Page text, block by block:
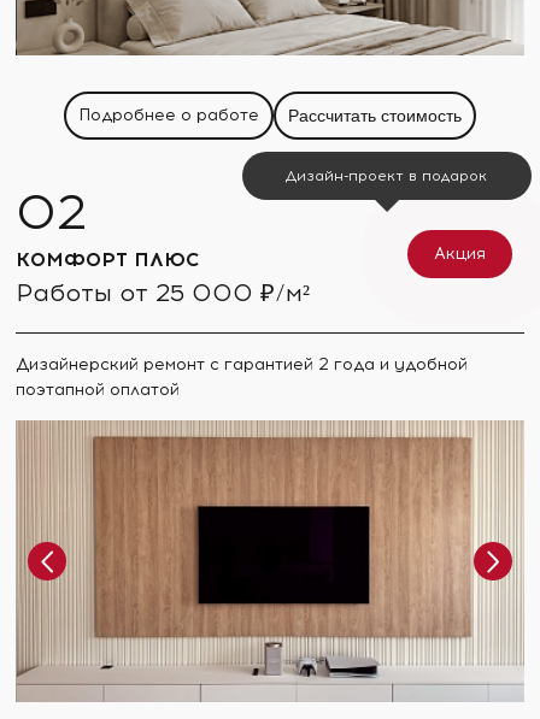
Подробнее о работе Рассчитать стоимость
КОМФОРТ ПЛЮС
Работы от 25 000 ₽/м²
Дизайнерский ремонт с гарантией 2 года и удобной
поэтапной оплатой
Акция
Дизайн-проект в подарок